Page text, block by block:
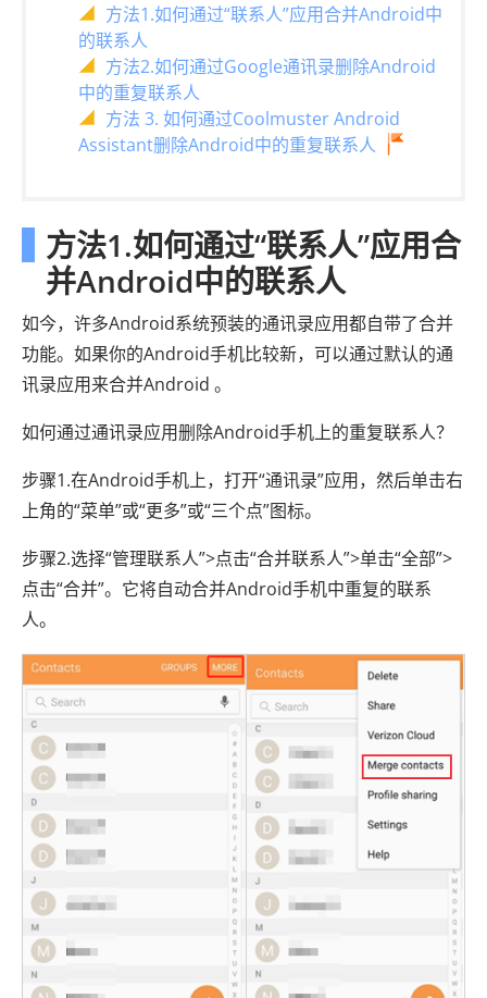
方法1.如何通过“联系人”应用合并Android中
的联系人
方法2.如何通过Google通讯录删除Android
中的重复联系人
方法 3. 如何通过Coolmuster Android
Assistant删除Android中的重复联系人
方法1.如何通过“联系人”应用合
并Android中的联系人
如今，许多Android系统预装的通讯录应用都自带了合并
功能。如果你的Android手机比较新，可以通过默认的通
讯录应用来合并Android 。
如何通过通讯录应用删除Android手机上的重复联系人？
步骤1.在Android手机上，打开“通讯录”应用，然后单击右
上角的“菜单”或“更多”或“三个点”图标。
步骤2.选择“管理联系人”>点击“合并联系人”>单击“全部”>
点击“合并”。它将自动合并Android手机中重复的联系
人。